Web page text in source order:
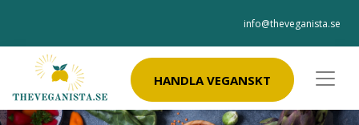
info@theveganista.se
HANDLA VEGANSKT